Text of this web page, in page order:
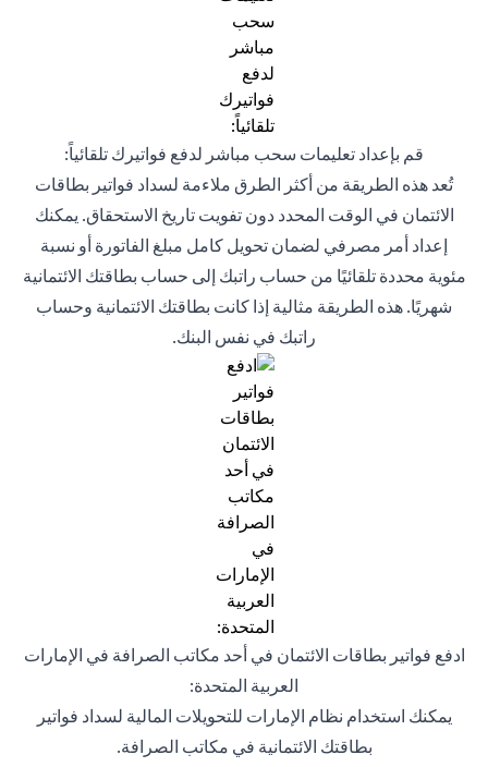
قم بإعداد تعليمات سحب مباشر لدفع فواتيرك تلقائياً:
تُعد هذه الطريقة من أكثر الطرق ملاءمة لسداد فواتير بطاقات
الائتمان في الوقت المحدد دون تفويت تاريخ الاستحقاق. يمكنك
إعداد أمر مصرفي لضمان تحويل كامل مبلغ الفاتورة أو نسبة
مئوية محددة تلقائيًا من حساب راتبك إلى حساب بطاقتك الائتمانية
شهريًا. هذه الطريقة مثالية إذا كانت بطاقتك الائتمانية وحساب
راتبك في نفس البنك.
ادفع فواتير بطاقات الائتمان في أحد مكاتب الصرافة في الإمارات
العربية المتحدة:
يمكنك استخدام نظام الإمارات للتحويلات المالية لسداد فواتير
بطاقتك الائتمانية في مكاتب الصرافة.